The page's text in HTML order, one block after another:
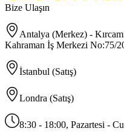
Bize Ulaşın
Antalya (Merkez) -
Kahraman İş Merkezi No:75/
İstanbul (Satış)
Londra (Satış)
8:30 - 18:00, Pazartesi -